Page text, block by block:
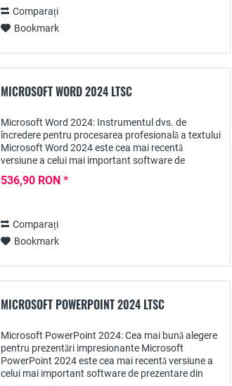
Comparați
Bookmark
MICROSOFT WORD 2024 LTSC
Microsoft Word 2024: Instrumentul dvs. de
încredere pentru procesarea profesională a textului
Microsoft Word 2024 este cea mai recentă
versiune a celui mai important software de
care...
536,90 RON *
Comparați
Bookmark
MICROSOFT POWERPOINT 2024 LTSC
Microsoft PowerPoint 2024: Cea mai bună alegere
pentru prezentări impresionante Microsoft
PowerPoint 2024 este cea mai recentă versiune a
celui mai important software de prezentare din